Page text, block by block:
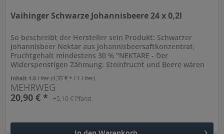
Vaihinger Schwarze Johannisbeere 24 x 0,2l
So beschreibt der Hersteller sein Produkt: Schwarzer
Johannisbeer Nektar aus Johannisbeersaftkonzentrat,
Fruchtgehalt mindestens 30 % "NEKTARE - Der
Widerspenstigen Zähmung. Steinfrucht und Beere wären
Inhalt4.8 Liter(4,35 € * / 1 Liter)
MEHRWEG
20,90 € *
+5,10 € Pfand